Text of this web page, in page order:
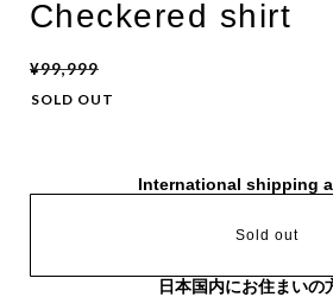
Checkered shirt
¥99,999
SOLD OUT
International shipping
Sold out
日本国内にお住まいの